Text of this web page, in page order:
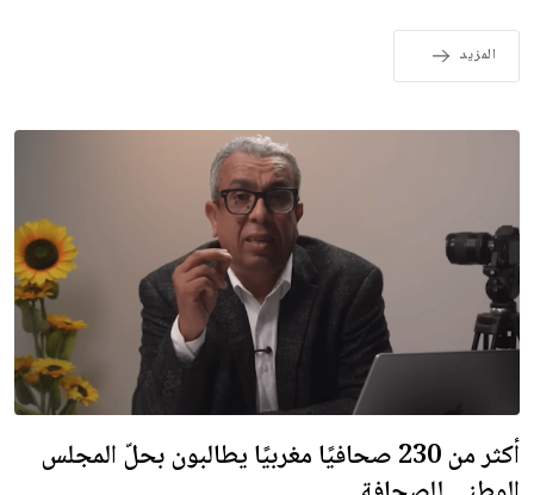
المزيد
أكثر من 230 صحافيًا مغربيًا يطالبون بحلّ المجلس